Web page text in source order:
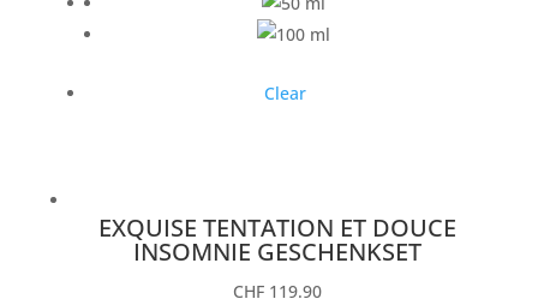
Clear
EXQUISE TENTATION ET DOUCE
INSOMNIE GESCHENKSET
CHF119.90